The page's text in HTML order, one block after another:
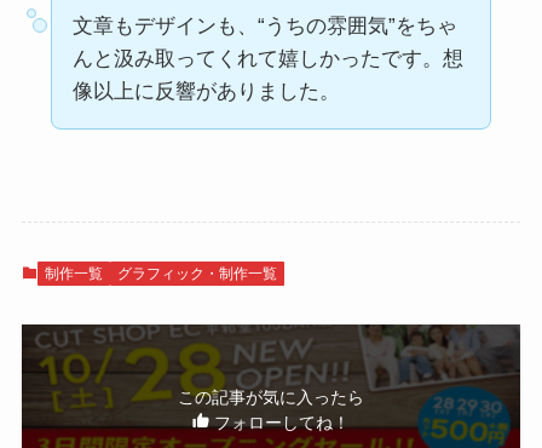
文章もデザインも、“うちの雰囲気”をちゃ
んと汲み取ってくれて嬉しかったです。想
像以上に反響がありました。
制作一覧 グラフィック・制作一覧
この記事が気に入ったら
フォローしてね！